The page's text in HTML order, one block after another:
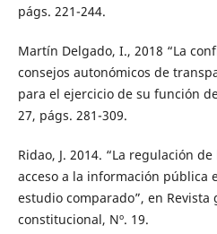
págs. 221-244.
Martín Delgado, I., 2018 “La
consejos autonómicos de
para el ejercicio de su función
27, págs. 281-309.
Ridao, J. 2014. “La regulación
acceso a la información pública
estudio comparado”, en
constitucional, Nº. 19.